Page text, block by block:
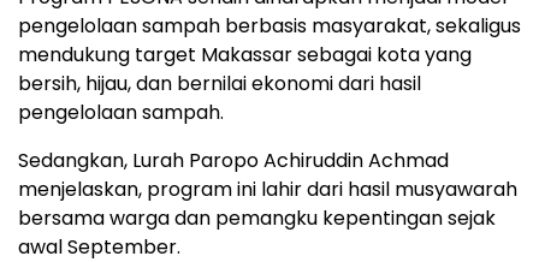
pengelolaan sampah berbasis masyarakat, sekaligus
mendukung target Makassar sebagai kota yang
bersih, hijau, dan bernilai ekonomi dari hasil
pengelolaan sampah.
Sedangkan, Lurah Paropo Achiruddin Achmad
menjelaskan, program ini lahir dari hasil musyawarah
bersama warga dan pemangku kepentingan sejak
awal September.